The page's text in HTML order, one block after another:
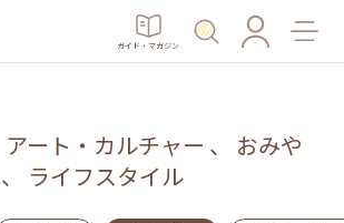
ガイド・マガジン
アート・カルチャー 、 おみや
、 ライフスタイル